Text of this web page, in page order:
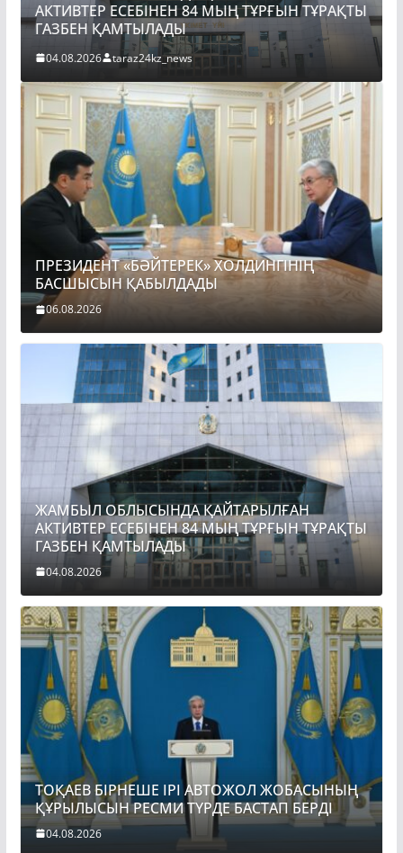
АКТИВТЕР ЕСЕБІНЕН 84 МЫҢ ТҰРҒЫН ТҰРАҚТЫ
ГАЗБЕН ҚАМТЫЛАДЫ
04.08.2026 taraz24kz_news
ПРЕЗИДЕНТ «БӘЙТЕРЕК» ХОЛДИНГІНІҢ
БАСШЫСЫН ҚАБЫЛДАДЫ
06.08.2026
ЖАМБЫЛ ОБЛЫСЫНДА ҚАЙТАРЫЛҒАН
АКТИВТЕР ЕСЕБІНЕН 84 МЫҢ ТҰРҒЫН ТҰРАҚТЫ
ГАЗБЕН ҚАМТЫЛАДЫ
04.08.2026
ТОҚАЕВ БІРНЕШЕ ІРІ АВТОЖОЛ ЖОБАСЫНЫҢ
ҚҰРЫЛЫСЫН РЕСМИ ТҮРДЕ БАСТАП БЕРДІ
04.08.2026